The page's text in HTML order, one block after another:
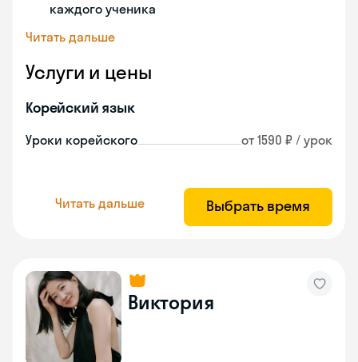
каждого ученика
Читать дальше
Услуги и цены
Корейский язык
Уроки корейского от 1590 ₽ / урок
Читать дальше Выбрать время
Виктория